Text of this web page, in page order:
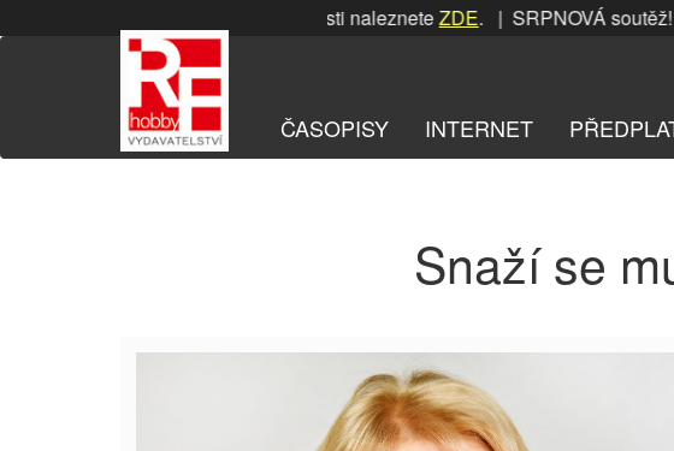
na
SRPNOVÁ soutěž! Podrobnosti nalezneteZDE. | SRPNOVÁ soutěž!
ČASOPISY INTERNET
Snaží se